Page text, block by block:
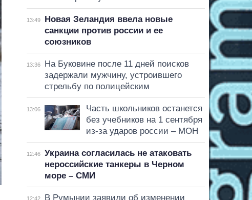
13:49
Новая Зеландия ввела новые
санкции против россии и ее
союзников
13:36
На Буковине после 11 дней поисков
задержали мужчину, устроившего
стрельбу по полицейским
13:06
Часть школьников останется
без учебников на 1 сентября
из-за ударов россии – МОН
12:46
Украина согласилась не атаковать
нероссийские танкеры в Черном
море – СМИ
12:42
В Румынии заявили об изменении